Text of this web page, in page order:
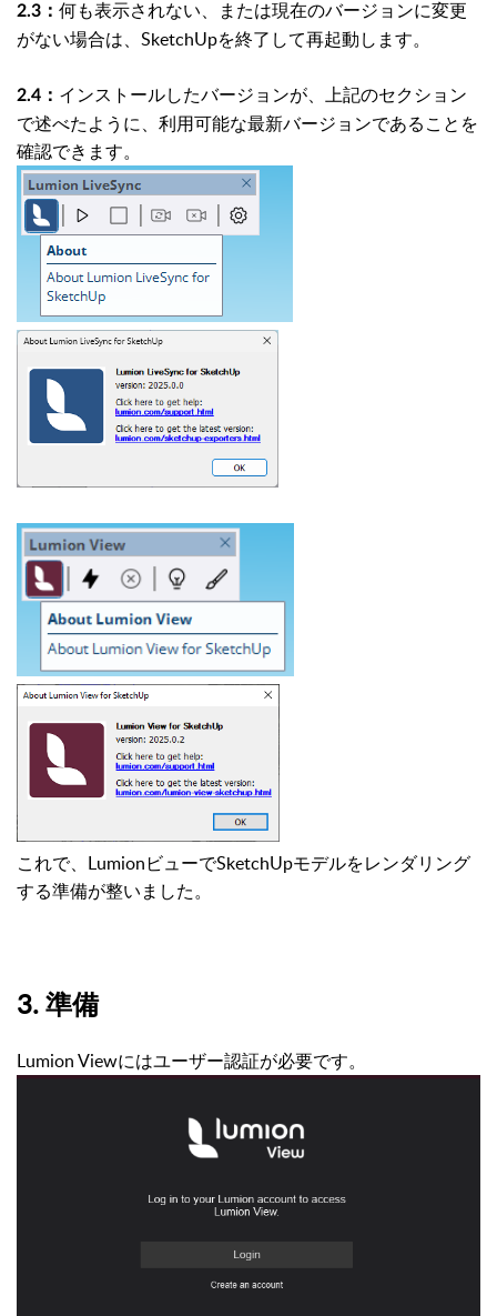
2.3： 何も表示されない、または現在のバージョンに変更
がない場合は、SketchUpを終了して再起動します。
2.4： インストールしたバージョンが、上記のセクション
で述べたように、利用可能な最新バージョンであることを
確認できます。
これで、LumionビューでSketchUpモデルをレンダリング
する準備が整いました。
3. 準備
Lumion Viewにはユーザー認証が必要です。